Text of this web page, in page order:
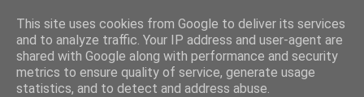
This site uses cookies from Google to deliver its services
and to analyze traffic. Your IP address and user-agent are
shared with Google along with performance and security
metrics to ensure quality of service, generate usage
statistics, and to detect and address abuse.